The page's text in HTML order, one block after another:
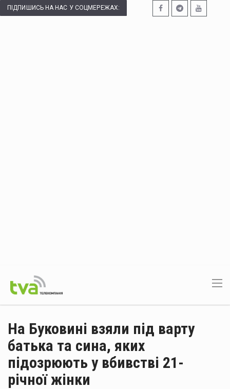
ПІДПИШИСЬ НА НАС У СОЦМЕРЕЖАХ:
На Буковині взяли під варту
батька та сина, яких
підозрюють у вбивстві 21-
річної жінки